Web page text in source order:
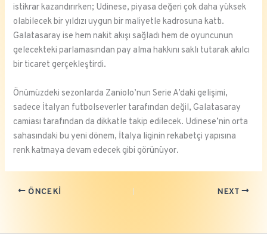
istikrar kazandırırken; Udinese, piyasa değeri çok daha yüksek
olabilecek bir yıldızı uygun bir maliyetle kadrosuna kattı.
Galatasaray ise hem nakit akışı sağladı hem de oyuncunun
gelecekteki parlamasından pay alma hakkını saklı tutarak akılcı
bir ticaret gerçekleştirdi.
Önümüzdeki sezonlarda Zaniolo’nun Serie A’daki gelişimi,
sadece İtalyan futbolseverler tarafından değil, Galatasaray
camiası tarafından da dikkatle takip edilecek. Udinese’nin orta
sahasındaki bu yeni dönem, İtalya liginin rekabetçi yapısına
renk katmaya devam edecek gibi görünüyor.
ÖNCEKI NEXT